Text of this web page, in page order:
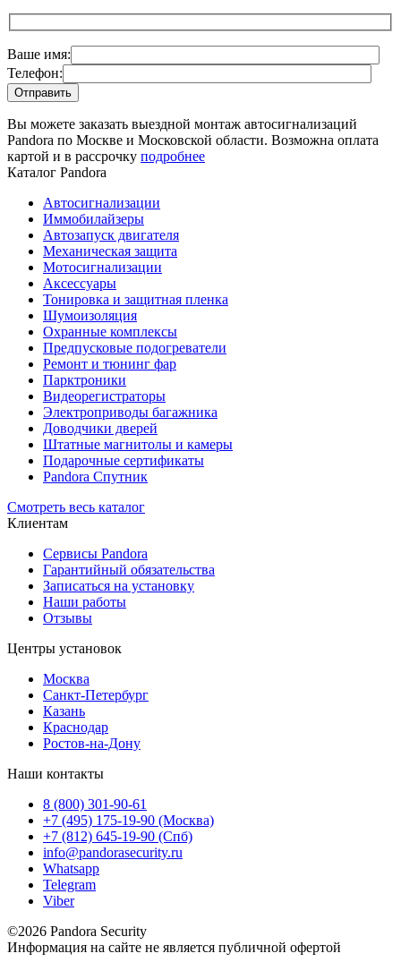
Ваше имя:
Телефон:
Вы можете заказать выездной монтаж автосигнализаций
Pandora по Москве и Московской области. Возможна оплата
картой и в рассрочку подробнее
Каталог Pandora
Автосигнализации
Иммобилайзеры
Автозапуск двигателя
Механическая защита
Мотосигнализации
Аксессуары
Тонировка и защитная пленка
Шумоизоляция
Охранные комплексы
Предпусковые подогреватели
Ремонт и тюнинг фар
Парктроники
Видеорегистраторы
Электроприводы багажника
Доводчики дверей
Штатные магнитолы и камеры
Подарочные сертификаты
Pandora Спутник
Смотреть весь каталог
Клиентам
Сервисы Pandora
Гарантийный обязательства
Записаться на установку
Наши работы
Отзывы
Центры установок
Москва
Санкт-Петербург
Казань
Краснодар
Ростов-на-Дону
Наши контакты
8 (800) 301-90-61
+7 (495) 175-19-90 (Москва)
+7 (812) 645-19-90 (Спб)
info@pandorasecurity.ru
Whatsapp
Telegram
Viber
©2026 Pandora Security
Информация на сайте не является публичной офертой